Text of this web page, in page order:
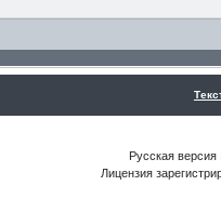
Русская версия
Лицензия